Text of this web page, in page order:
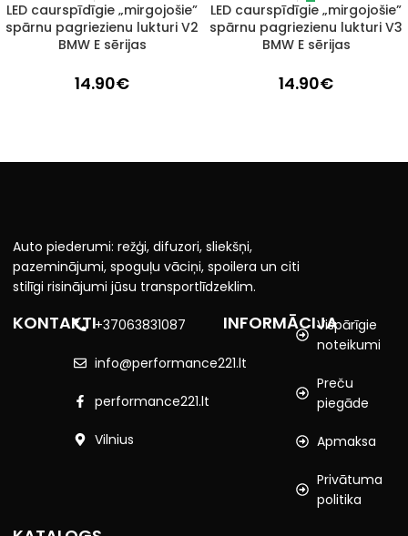
1–3 D. D.
LED caurspīdīgie „mirgojošie”
spārnu pagriezienu lukturi V2
BMW E sērijas
14.90€
IZPĀRDOTS
LED caurspīdīgie „mirgojošie”
spārnu pagriezienu lukturi V3
BMW E sērijas
14.90€
Auto piederumi: režģi, difuzori, sliekšņi,
pazeminājumi, spoguļu vāciņi, spoilera un citi
stilīgi risinājumi jūsu transportlīdzeklim.
KONTAKTI+37063831087
info@performance221.lt
performance221.lt
Vilnius
INFORMĀCIJAVispārīgie
noteikumi
Preču
piegāde
Apmaksa
Privātuma
politika